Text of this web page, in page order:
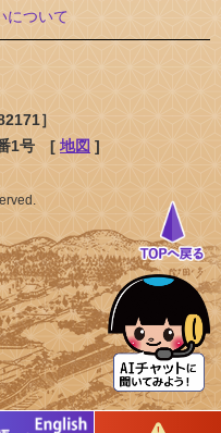
について
］
番1号 [ 地図 ]